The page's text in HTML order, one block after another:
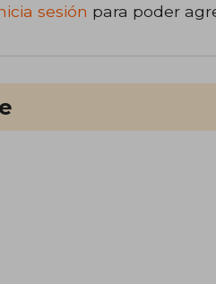
sesión para poder